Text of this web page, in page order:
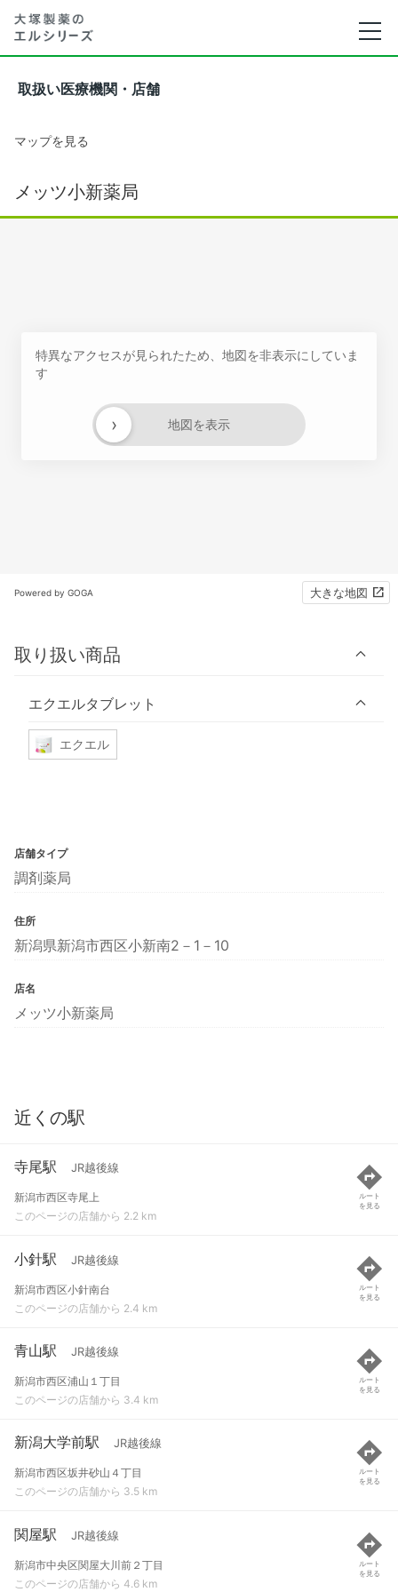
取扱い医療機関・店舗
マップを見る
メッツ小新薬局
特異なアクセスが見られたため、地図を非表示にしていま
す
地図を表示
›
Powered by GOGA 大きな地図
取り扱い商品
エクエルタブレット
エクエル
店舗タイプ
調剤薬局
住所
新潟県新潟市西区小新南2－1－10
店名
メッツ小新薬局
近くの駅
寺尾駅 JR越後線
新潟市西区寺尾上
このページの店舗から 2.2 km
ルート
を見る
小針駅 JR越後線
新潟市西区小針南台
このページの店舗から 2.4 km
ルート
を見る
青山駅 JR越後線
新潟市西区浦山１丁目
このページの店舗から 3.4 km
ルート
を見る
新潟大学前駅 JR越後線
新潟市西区坂井砂山４丁目
このページの店舗から 3.5 km
ルート
を見る
関屋駅 JR越後線
新潟市中央区関屋大川前２丁目
このページの店舗から 4.6 km
ルート
を見る